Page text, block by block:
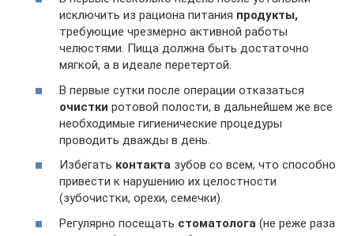
исключить из рациона питания продукты,
требующие чрезмерно активной работы
челюстями. Пища должна быть достаточно
мягкой, а в идеале перетертой.
В первые сутки после операции отказаться
очистки ротовой полости, в дальнейшем же все
необходимые гигиенические процедуры
проводить дважды в день.
Избегать контакта зубов со всем, что способно
привести к нарушению их целостности
(зубочистки, орехи, семечки).
Регулярно посещать стоматолога (не реже раза